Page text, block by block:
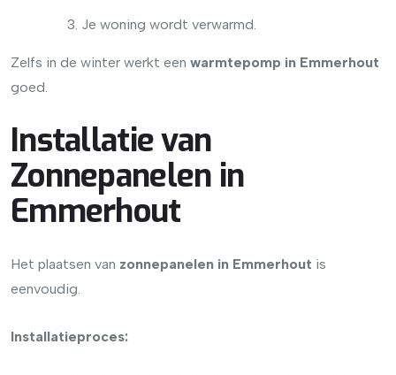
Je woning wordt verwarmd.
Zelfs in de winter werkt een warmtepomp in Emmerhout
goed.
Installatie van
Zonnepanelen in
Emmerhout
Het plaatsen van zonnepanelen in Emmerhout is
eenvoudig.
Installatieproces: